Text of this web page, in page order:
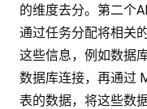
的维度去分。第二个
通过任务分配将相关
这些信息，例如数据
数据库连接，再通过
表的数据，将这些数